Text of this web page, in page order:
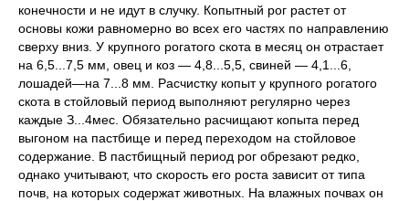
конечности и не идут в случку. Копытный рог растет от
основы кожи равномерно во всех его частях по направлению
сверху вниз. У крупного рогатого скота в месяц он отрастает
на 6,5...7,5 мм, овец и коз — 4,8...5,5, свиней — 4,1...6,
лошадей—на 7...8 мм. Расчистку копыт у крупного рогатого
скота в стойловый период выполняют регулярно через
каждые З...4мес. Обязательно расчищают копыта перед
выгоном на пастбище и перед переходом на стойловое
содержание. В пастбищный период рог обрезают редко,
однако учитывают, что скорость его роста зависит от типа
почв, на которых содержат животных. На влажных почвах он